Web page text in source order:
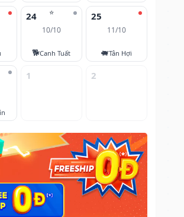
⭐
24
10/10
🐕Canh Tuất
25
11/10
🐖Tân Hợi
1 2